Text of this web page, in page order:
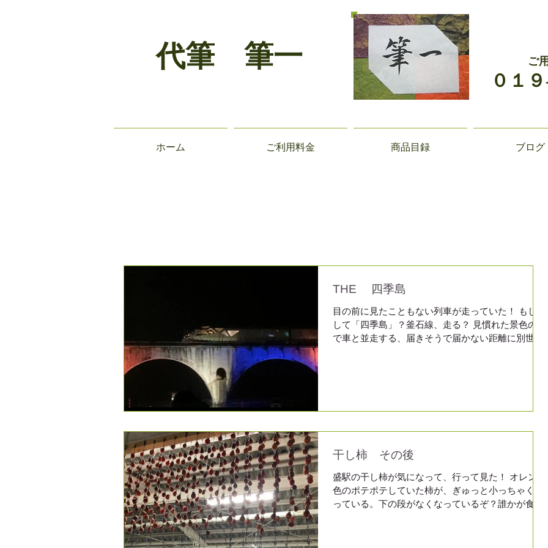
代筆 筆一 ご
０１
ホーム ご利用料金 商品目録 ブログ
THE 四季島
目の前に見たこともない列車が走っていた！ もしか
して「四季島」？釜石線、走る？ 見慣れた景色の中
で車と並走する、届きそうで届かない距離に別世界
干し柿 その後
盛駅の干し柿が気になって、行って見た！ オレンジ
色のポテポテしていた柿が、ぎゅっと小っちゃくな
っている。下の段がなくなっているぞ？誰かが食べ